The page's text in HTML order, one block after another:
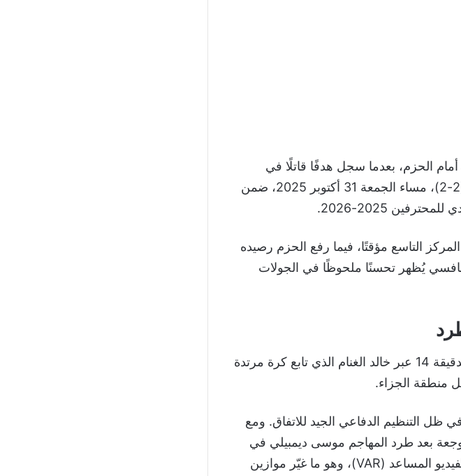
الحزم، بعدما سجل هدفًا قاتلًا في
الدقيقة الأخيرة من زمن اللقاء الذي انتهى بنتيجة (2-2)، مساء الجمعة 31 أكتوبر 2025، ضمن
2025-2026.
الاتفاق رصيده إلى 8 نقاط في المركز التاسع مؤقتًا، فيما رفع الحزم رصيده
تنافسي يُظهر تحسنًا ملحوظًا في الجولات
أسفر ضغط الاتفاق المبكر عن هدف التقدم في الدقيقة 14 عبر خالد الغنام الذي تابع كرة مرتدة
منطقة الجزاء.
ظل التنظيم الدفاعي الجيد للاتفاق. ومع
بعد طرد المهاجم موسى ديمبيلي في
الدقيقة 57 إثر تدخل قوي تم مراجعته عبر تقنية الفيديو المساعد (VAR)، وهو ما غيّر موازين